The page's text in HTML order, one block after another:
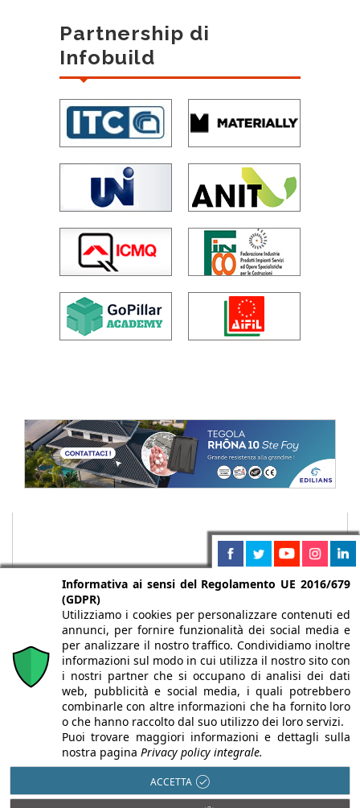
Partnership di
Infobuild
Chi siamo Autori Per la tua pubblicità
Iscriviti alla
newsletter
Infobuild è testata registrata presso il Tribunale di Milano al n° 63
Informativa ai sensi del Regolamento UE 2016/679
(GDPR)
Utilizziamo i cookies per personalizzare contenuti ed
annunci, per fornire funzionalità dei social media e
per analizzare il nostro traffico. Condividiamo inoltre
informazioni sul modo in cui utilizza il nostro sito con
i nostri partner che si occupano di analisi dei dati
web, pubblicità e social media, i quali potrebbero
combinarle con altre informazioni che ha fornito loro
o che hanno raccolto dal suo utilizzo dei loro servizi.
Puoi trovare maggiori informazioni e dettagli sulla
nostra pagina Privacy policy integrale.
ACCETTA